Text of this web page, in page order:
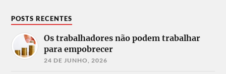
POSTS RECENTES
Os trabalhadores não podem trabalhar
para empobrecer
24 DE JUNHO, 2026